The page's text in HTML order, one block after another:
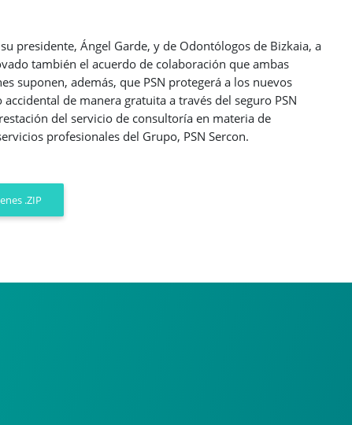
presidente, Ángel Garde, y de Odontólogos de Bizkaia, a
también el acuerdo de colaboración que ambas
suponen, además, que PSN protegerá a los nuevos
de manera gratuita a través del seguro PSN
del servicio de consultoría en materia de
profesionales del Grupo, PSN Sercon.
.ZIP